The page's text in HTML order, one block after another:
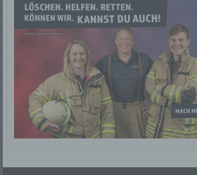
Elzach
Offizielle
Freiwilligen
Feuerwehr
Elzach